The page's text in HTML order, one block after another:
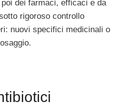
dei farmaci, efficaci e da
rigoroso controllo
nuovi specifici medicinali o